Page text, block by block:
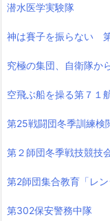
潜水医学実験隊
神は賽子を振らない
究極の集団、自衛隊か
空飛ぶ船を操る第７１
第25戦闘団冬季訓練検
第２師団冬季戦技競技
第2師団集合教育「レン
第302保安警務中隊